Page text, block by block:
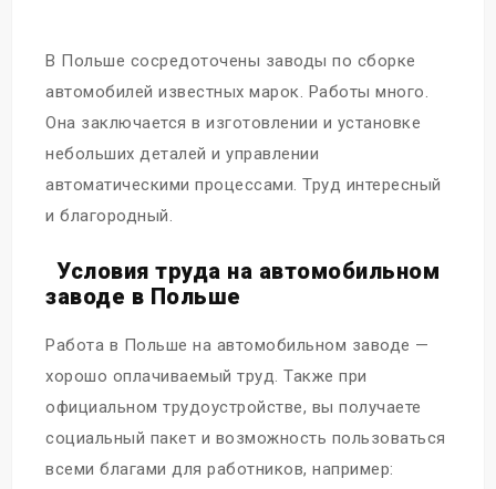
В Польше сосредоточены заводы по сборке
автомобилей известных марок. Работы много.
Она заключается в изготовлении и установке
небольших деталей и управлении
автоматическими процессами. Труд интересный
и благородный.
Условия труда на автомобильном
заводе в Польше
Работа в Польше на автомобильном заводе —
хорошо оплачиваемый труд. Также при
официальном трудоустройстве, вы получаете
социальный пакет и возможность пользоваться
всеми благами для работников, например: